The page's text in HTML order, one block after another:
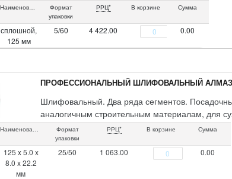
Наименование
Формат
упаковки
РРЦ* В корзине Сумма
сплошной,
125 мм
5/60 4 422.00 0.00
ПРОФЕССИОНАЛЬНЫЙ ШЛИФОВАЛЬНЫЙ
Шлифовальный. Два ряда сегментов.
аналогичным строительным материалам, для
алмазы. Упаковка: картонный конверт.
Наименование
Формат
упаковки
РРЦ* В корзине Сумма
125 x 5.0 x
8.0 x 22.2
мм
25/50 1 063.00 0.00